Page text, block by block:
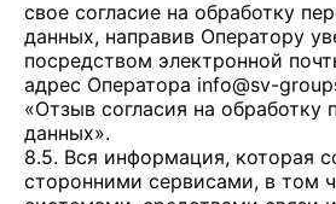
свое согласие на обработку
данных, направив Оператору
посредством электронной
адрес Оператора info@sv-
«Отзыв согласия на обработку
данных».
8.5. Вся информация, которая
сторонними сервисами, в том